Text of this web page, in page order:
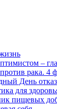
–
рака. 4
День
для
пищевых